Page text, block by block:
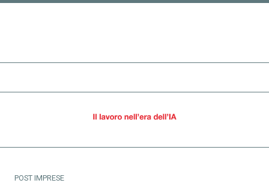
POST IMPRESE